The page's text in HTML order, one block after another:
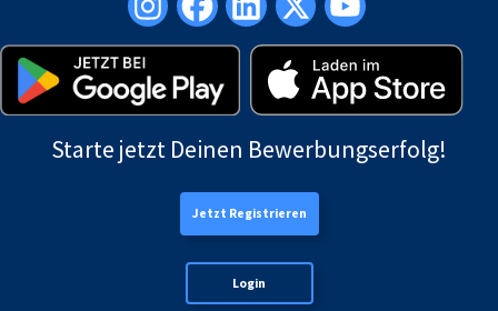
Starte jetzt Deinen Bewerbungserfolg!
Jetzt Registrieren
Login